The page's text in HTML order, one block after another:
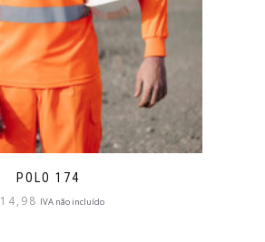
POLO 174
14,98 IVA não incluído